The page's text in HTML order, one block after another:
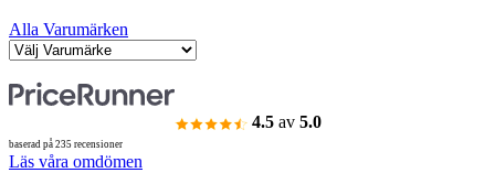
Alla Varumärken
4.5 av 5.0
baserad på 235 recensioner
Läs våra omdömen